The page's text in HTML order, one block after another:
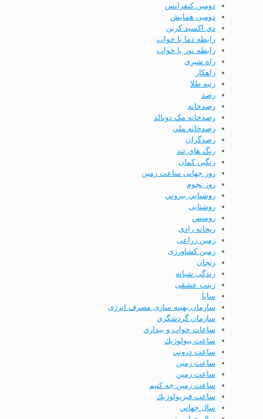
دومين كنفرانس
دومين همايش
دي اكسيد كربن
رابطه دما با خواب
رابطه نور با خواب
راه شيري
راهكار
رتبه طلا
رصد
رصدخانه
رصدخانه مک دونالد
رصدخانه ملي
رصدگران
رنگ هاي تند
رنگین کمان
روز جهانی ساعت زمین
روز نجوم
روشنايي بيروني
روشنایی
رومنس
ریحانه رادی
زمین زراعی
زمین کشاورزی
زنجان
زندگی شبانه
زینب عشقی
سابا
سازمان بهینه­ سازی مصرف انرژی
سازمان گردشگري
ساعات خواب و بيداري
ساعت بيولوژيك
ساعت دروني
ساعت زمين
ساعت زمین
ساعت زمین چه کنیم
ساعت فيزيولوژيك
سال جهاني